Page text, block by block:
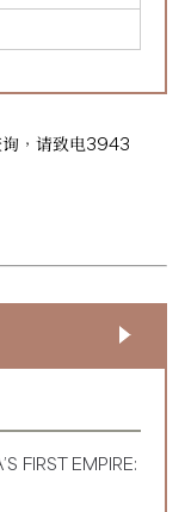
询，请致电3943
FIRST EMPIRE: